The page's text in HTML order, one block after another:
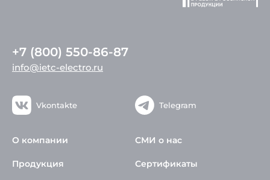
+7 (800) 550-86-87
info@ietc-electro.ru
Vkontakte Telegram
О компании
Продукция
СМИ о нас
Сертификаты